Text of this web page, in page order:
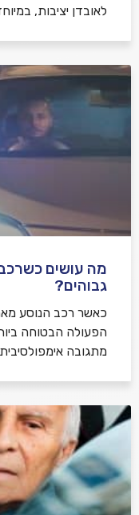
לאובדן יציבות,
מה עושים
גבוהים?
כאשר רכב הנוסע
הפעולה הבטוחה
מתגובה